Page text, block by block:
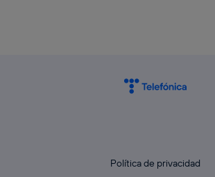
Política de privacidad